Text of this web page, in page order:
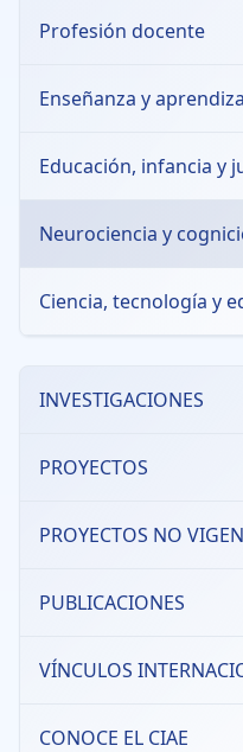
Profesión docente
Enseñanza y
Educación, infancia y
Neurociencia y
Ciencia, tecnología y
INVESTIGACIONES
PROYECTOS
PROYECTOS NO
PUBLICACIONES
VÍNCULOS
CONOCE EL CIAE